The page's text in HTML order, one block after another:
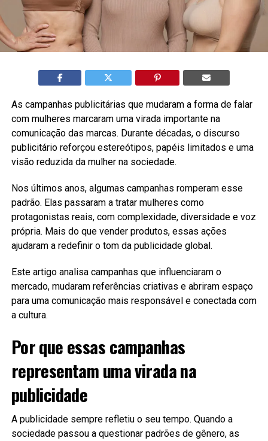
As campanhas publicitárias que mudaram a forma de falar
com mulheres marcaram uma virada importante na
comunicação das marcas. Durante décadas, o discurso
publicitário reforçou estereótipos, papéis limitados e uma
visão reduzida da mulher na sociedade.
Nos últimos anos, algumas campanhas romperam esse
padrão. Elas passaram a tratar mulheres como
protagonistas reais, com complexidade, diversidade e voz
própria. Mais do que vender produtos, essas ações
ajudaram a redefinir o tom da publicidade global.
Este artigo analisa campanhas que influenciaram o
mercado, mudaram referências criativas e abriram espaço
para uma comunicação mais responsável e conectada com
a cultura.
Por que essas campanhas
representam uma virada na
publicidade
A publicidade sempre refletiu o seu tempo. Quando a
sociedade passou a questionar padrões de gênero, as